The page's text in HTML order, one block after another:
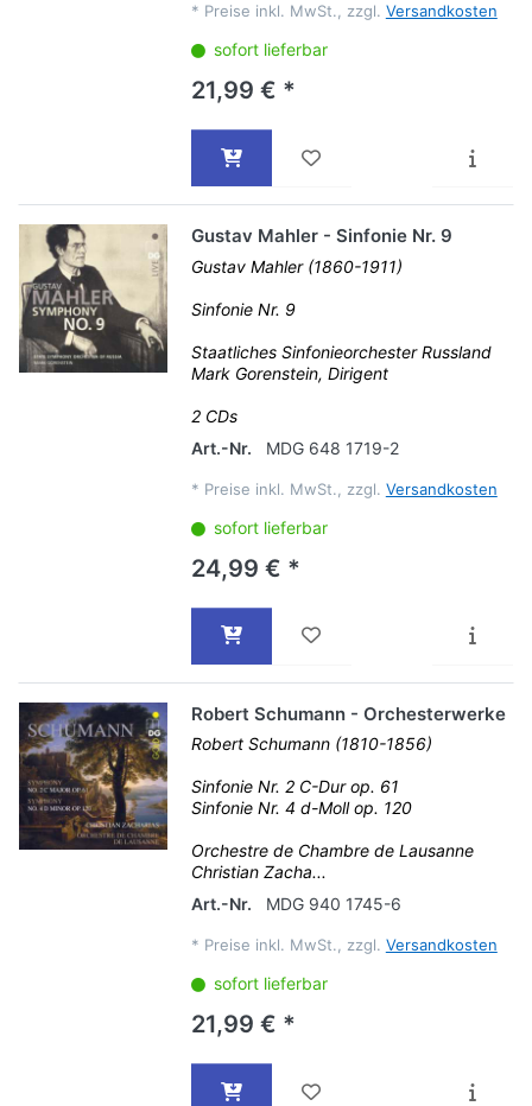
* Preise inkl. MwSt., zzgl. Versandkosten
sofort lieferbar
21,99 € *
Gustav Mahler - Sinfonie Nr. 9
Gustav Mahler (1860-1911)
Sinfonie Nr. 9
Staatliches Sinfonieorchester Russland
Mark Gorenstein, Dirigent
2 CDs
Art.-Nr.
MDG 648 1719-2
* Preise inkl. MwSt., zzgl. Versandkosten
sofort lieferbar
24,99 € *
Robert Schumann - Orchesterwerke
Robert Schumann (1810-1856)
Sinfonie Nr. 2 C-Dur op. 61
Sinfonie Nr. 4 d-Moll op. 120
Orchestre de Chambre de Lausanne
Christian Zacha...
Art.-Nr.
MDG 940 1745-6
* Preise inkl. MwSt., zzgl. Versandkosten
sofort lieferbar
21,99 € *